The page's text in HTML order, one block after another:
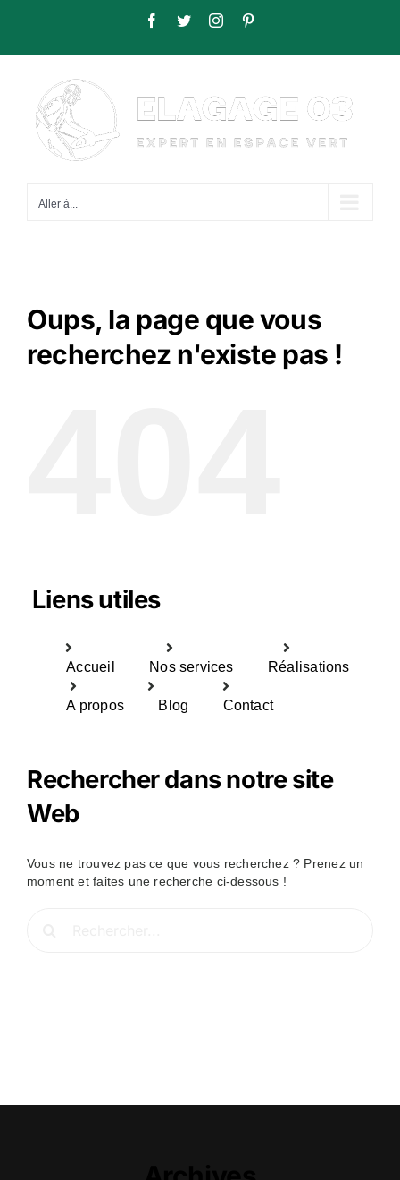
Facebook
TwitterInstagram
Aller à...
Oups, la page que vous
recherchez n'existe pas !
Liens utiles
Accueil Nos services Réalisations
A propos Blog Contact
Rechercher dans notre site
Web
Vous ne trouvez pas ce que vous recherchez ? Prenez un
moment et faites une recherche ci-dessous !